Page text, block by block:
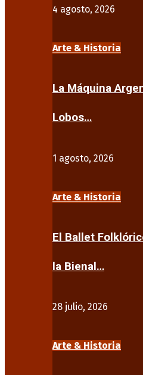
4 agosto, 2026
Arte & Historia
La Máquina
Lobos…
1 agosto, 2026
Arte & Historia
El Ballet
la Bienal…
28 julio, 2026
Arte & Historia